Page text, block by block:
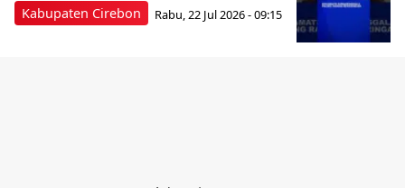
Kabupaten Cirebon Rabu, 22 Jul 2026 - 09:15